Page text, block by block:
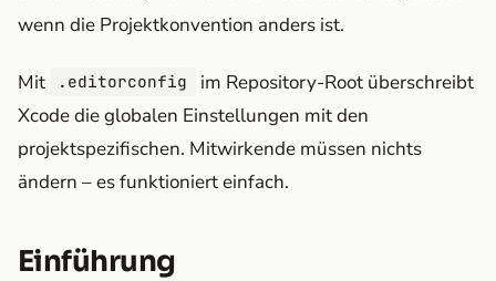
wenn die Projektkonvention anders ist.
Mit .editorconfig
im Repository-Root überschreibt
Xcode die globalen Einstellungen mit den
projektspezifischen. Mitwirkende müssen nichts
ändern – es funktioniert einfach.
Einführung